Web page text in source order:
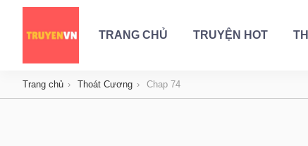
TRANG CHỦ TRUYỆN HOT
Trang chủ Thoát Cương Chap 74